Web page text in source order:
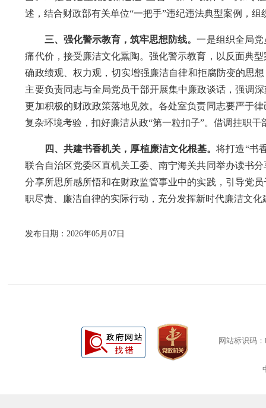
述，结合财政部有关单位“一把手”违纪违法典型案例，
三、强化警示教育，筑牢思想防线。一是组织全局
痛代价，接受廉洁文化熏陶。强化警示教育，以反面典
确政绩观、权力观，切实增强廉洁自律和拒腐防变的思
主要负责同志与全局党员干部开展集中廉政谈话，强调
更加积极的财政政策落地见效。各处室负责同志要严于
复杂环境考验，扣好廉洁从政“第一粒扣子”。借调挂职
四、共建书香机关，厚植廉洁文化根基。将打造“书
联合自治区党委区直机关工委、南宁海关共同举办读书
分享所思所感所悟和在财政监管事业中的实践，引导党
职尽责、廉洁自律的实际行动，充分发挥新时代廉洁文
发布日期：2026年05月07日
网站标识码